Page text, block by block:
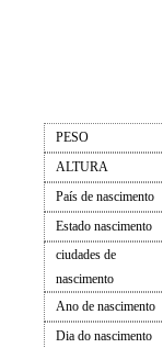
PESO
ALTURA
País de nascimento
Estado nascimento
ciudades de
nascimento
Ano de nascimento
Dia do nascimento